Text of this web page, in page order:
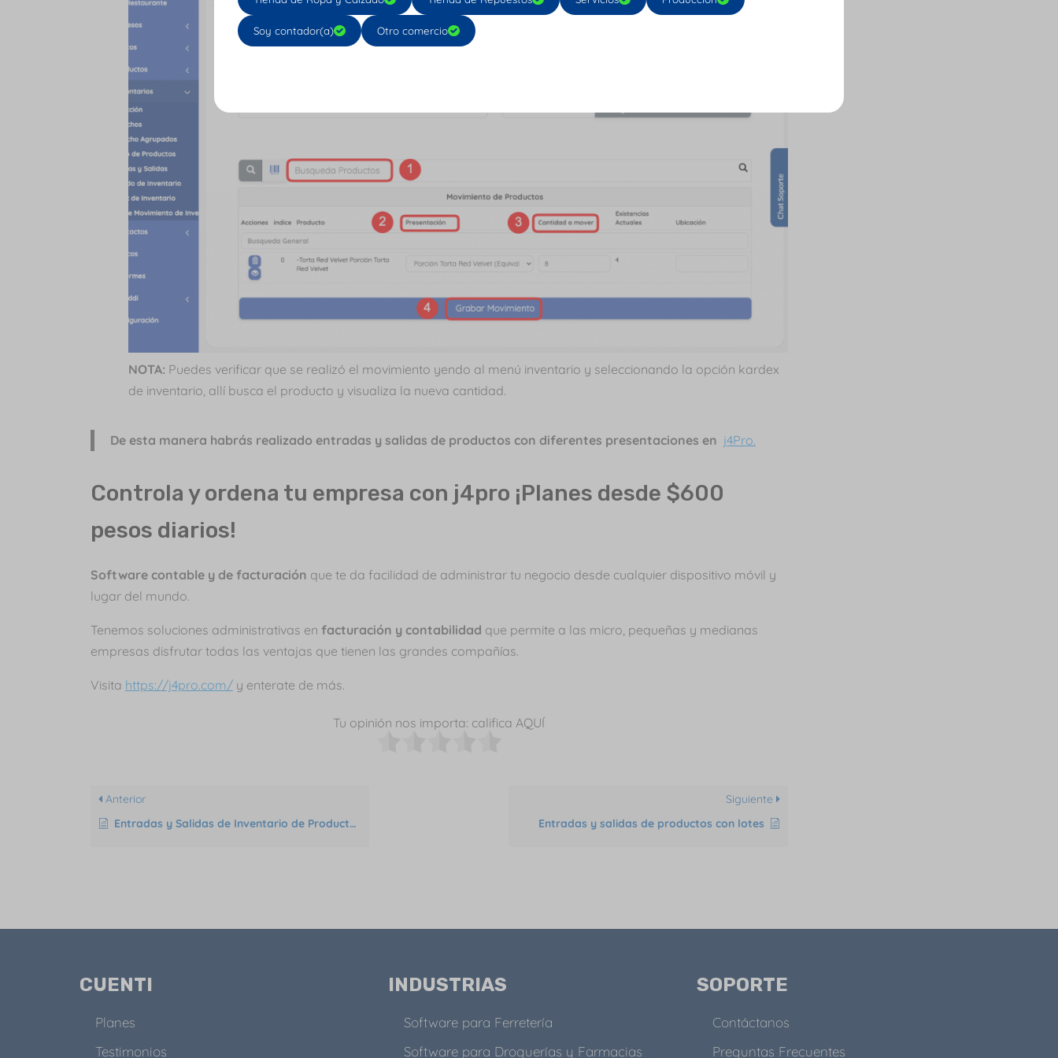
NOTA: Puedes verificar que se realizó el movimiento yendo al menú inventario y seleccionando la opción kardex
de inventario, allí busca el producto y visualiza la nueva cantidad.
De esta manera habrás realizado entradas y salidas de productos con diferentes presentaciones en j4Pro.
Controla y ordena tu empresa con j4pro ¡Planes desde $600
pesos diarios!
Software contable y de facturación que te da facilidad de administrar tu negocio desde cualquier dispositivo móvil y
lugar del mundo.
Tenemos soluciones administrativas en facturación y contabilidad que permite a las micro, pequeñas y medianas
empresas disfrutar todas las ventajas que tienen las grandes compañías.
Visita https://j4pro.com/y enterate de más.
Tu opinión nos importa: califica AQUÍ
Anterior
Entradas y Salidas de Inventario de Productos con Lotes
Siguiente
Entradas y salidas de productos con lotes
CUENTI
Planes
Testimonios
INDUSTRIAS
Software para Ferretería
Software para Droguerías y Farmacias
SOPORTE
Contáctanos
Preguntas Frecuentes
Soy contador(a) Otro comercio